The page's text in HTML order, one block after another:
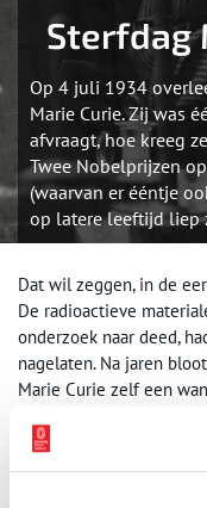
Sterfdag
Op 4 juli 1934
Marie Curie. Zij was
afvraagt, hoe kreeg
Twee Nobelprijzen
(waarvan er ééntje
op latere leeftijd liep
Dat wil zeggen, in de
De radioactieve
onderzoek naar deed,
nagelaten. Na jaren
Marie Curie zelf een
altijd gevaarlijk
haar nalatenschap